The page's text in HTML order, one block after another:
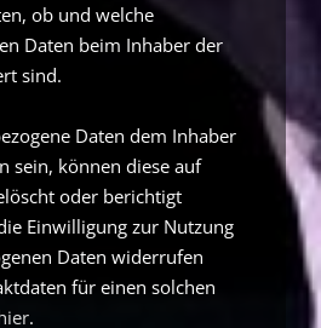
ob und welche
Daten beim Inhaber der
sind.
Daten dem Inhaber
sein, können diese auf
oder berichtigt
Einwilligung zur Nutzung
Daten widerrufen
für einen solchen
.